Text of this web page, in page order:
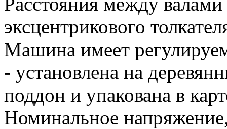
эксцентрикового
Машина имеет
- установлена на
поддон и упакована в
Номинальное